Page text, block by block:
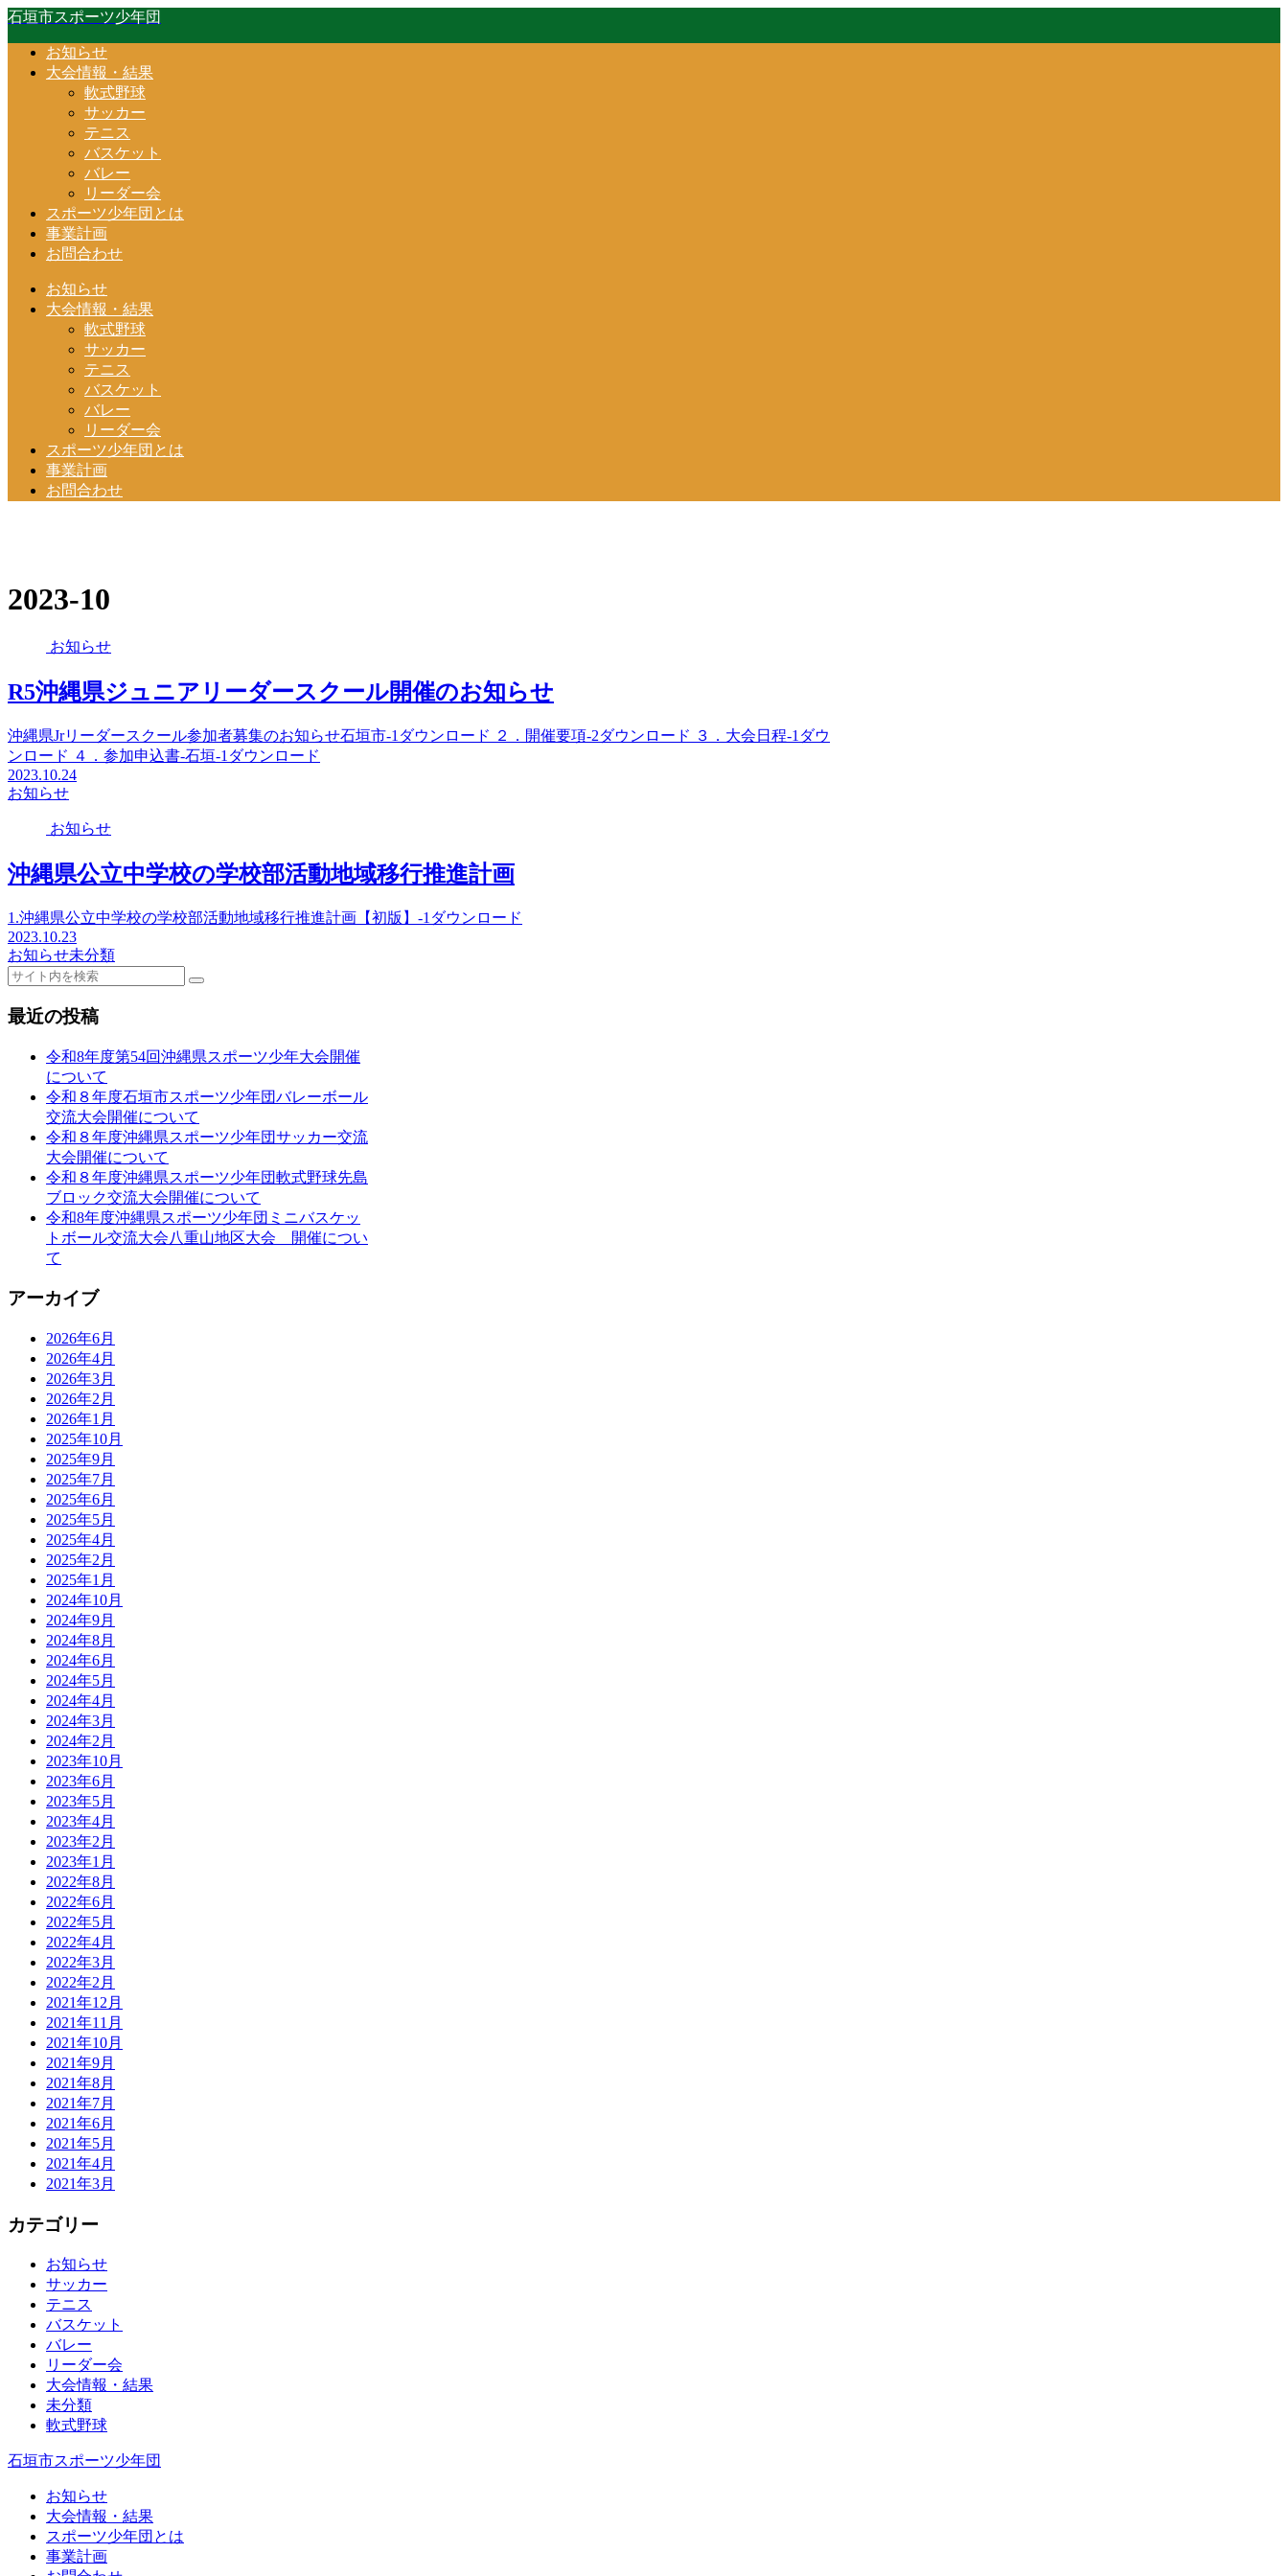
石垣市スポーツ少年団
お知らせ
大会情報・結果
軟式野球
サッカー
テニス
バスケット
バレー
リーダー会
スポーツ少年団とは
事業計画
お問合わせ
お知らせ
大会情報・結果
軟式野球
サッカー
テニス
バスケット
バレー
リーダー会
スポーツ少年団とは
事業計画
お問合わせ
2023-10
お知らせ
R5沖縄県ジュニアリーダースクール開催のお知らせ
沖縄県Jrリーダースクール参加者募集のお知らせ石垣市-1ダウンロード ２．開催要項-2ダウンロード ３．大会日程-1ダウ
ンロード ４．参加申込書-石垣-1ダウンロード
2023.10.24
お知らせ
お知らせ
沖縄県公立中学校の学校部活動地域移行推進計画
1.沖縄県公立中学校の学校部活動地域移行推進計画【初版】-1ダウンロード
2023.10.23
お知らせ未分類
最近の投稿
令和8年度第54回沖縄県スポーツ少年大会開催
について
令和８年度石垣市スポーツ少年団バレーボール
交流大会開催について
令和８年度沖縄県スポーツ少年団サッカー交流
大会開催について
令和８年度沖縄県スポーツ少年団軟式野球先島
ブロック交流大会開催について
令和8年度沖縄県スポーツ少年団ミニバスケッ
トボール交流大会八重山地区大会 開催につい
て
アーカイブ
2026年6月
2026年4月
2026年3月
2026年2月
2026年1月
2025年10月
2025年9月
2025年7月
2025年6月
2025年5月
2025年4月
2025年2月
2025年1月
2024年10月
2024年9月
2024年8月
2024年6月
2024年5月
2024年4月
2024年3月
2024年2月
2023年10月
2023年6月
2023年5月
2023年4月
2023年2月
2023年1月
2022年8月
2022年6月
2022年5月
2022年4月
2022年3月
2022年2月
2021年12月
2021年11月
2021年10月
2021年9月
2021年8月
2021年7月
2021年6月
2021年5月
2021年4月
2021年3月
カテゴリー
お知らせ
サッカー
テニス
バスケット
バレー
リーダー会
大会情報・結果
未分類
軟式野球
石垣市スポーツ少年団
お知らせ
大会情報・結果
スポーツ少年団とは
事業計画